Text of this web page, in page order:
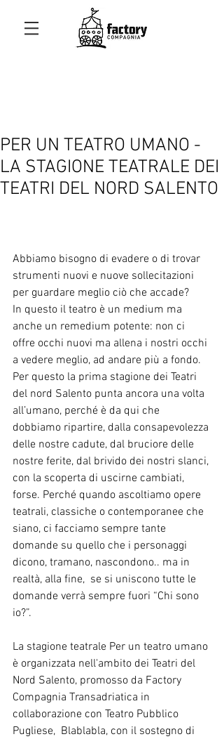
PER UN TEATRO UMANO -
LA STAGIONE TEATRALE DEI
TEATRI DEL NORD SALENTO
Abbiamo bisogno di evadere o di trovar
strumenti nuovi e nuove sollecitazioni
per guardare meglio ciò che accade?
In questo il teatro è un medium ma
anche un remedium potente: non ci
offre occhi nuovi ma allena i nostri occhi
a vedere meglio, ad andare più a fondo.
Per questo la prima stagione dei Teatri
del nord Salento punta ancora una volta
all’umano, perché è da qui che
dobbiamo ripartire, dalla consapevolezza
delle nostre cadute, dal bruciore delle
nostre ferite, dal brivido dei nostri slanci,
con la scoperta di uscirne cambiati,
forse. Perché quando ascoltiamo opere
teatrali, classiche o contemporanee che
siano, ci facciamo sempre tante
domande su quello che i personaggi
dicono, tramano, nascondono.. ma in
realtà, alla fine,  se si uniscono tutte le
domande verrà sempre fuori “Chi sono
io?”.
La stagione teatrale Per un teatro umano
è organizzata nell'ambito dei Teatri del
Nord Salento, promosso da Factory
Compagnia Transadriatica in
collaborazione con Teatro Pubblico
Pugliese,  Blablabla, con il sostegno di